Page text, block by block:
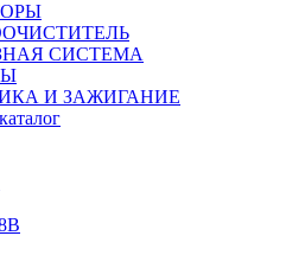
СИСТЕМА
И ЗАЖИГАНИЕ